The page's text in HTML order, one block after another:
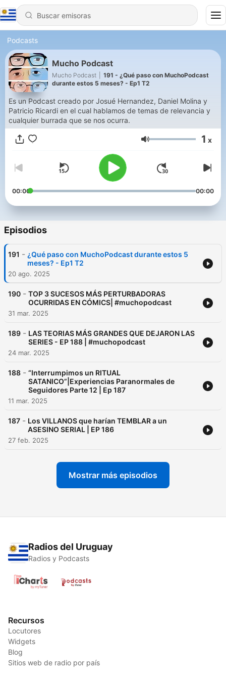
Podcasts
Mucho Podcast
Mucho Podcast
191 - ¿Qué paso con MuchoPodcast
durante estos 5 meses? - Ep1 T2
Es un Podcast creado por Josué Hernandez, Daniel Molina y
Patricio Ricardi en el cual hablamos de temas de relevancia y
cualquier burrada que se nos ocurra.
Volumen 1 x
00:00 00:00
Episodios
191 - ¿Qué paso con MuchoPodcast durante estos 5
meses? - Ep1 T2
20 ago. 2025
190 - TOP 3 SUCESOS MÁS PERTURBADORAS
OCURRIDAS EN CÓMICS| #muchopodcast
31 mar. 2025
189 - LAS TEORIAS MÁS GRANDES QUE DEJARON LAS
SERIES - EP 188 | #muchopodcast
24 mar. 2025
188 - “Interrumpimos un RITUAL
SATANICO”|Experiencias Paranormales de
Seguidores Parte 12 | Ep 187
11 mar. 2025
187 - Los VILLANOS que harían TEMBLAR a un
ASESINO SERIAL | EP 186
27 feb. 2025
Mostrar más episodios
Radios del Uruguay
Radios y Podcasts
Recursos
Locutores
Widgets
Blog
Sitios web de radio por país